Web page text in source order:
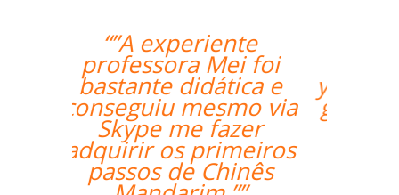
“”My Portuguese is
getting better with
your support. Cris is a
great teacher for me;
his teaching is very
clear and simple for
me to understand.””